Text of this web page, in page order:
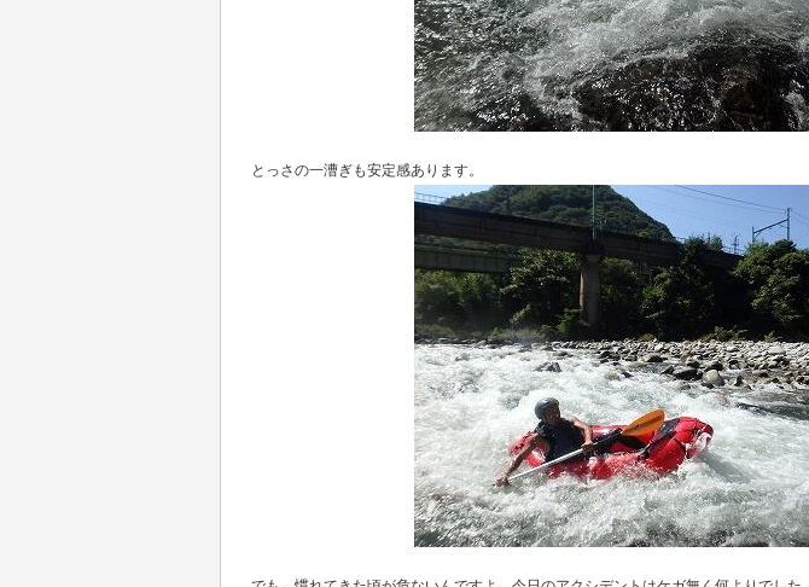
とっさの一漕ぎも安定感あります。